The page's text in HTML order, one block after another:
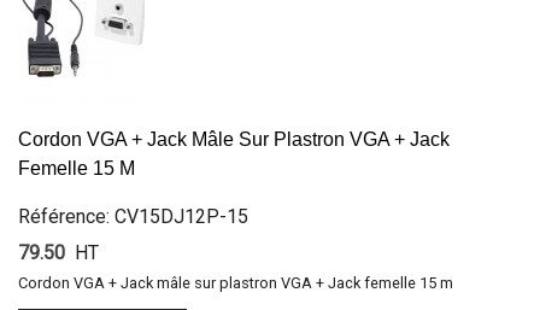
Cordon VGA + Jack Mâle Sur Plastron VGA + Jack
Femelle 15 M
Référence: CV15DJ12P-15
79.50 HT
Cordon VGA + Jack mâle sur plastron VGA + Jack femelle 15 m